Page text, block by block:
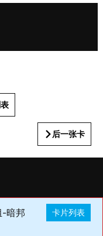
后一张卡
暗邦
卡片列表